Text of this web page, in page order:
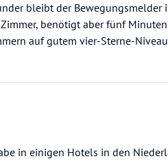
bleibt der Bewegungsmelder
benötigt aber fünf
auf gutem vier-Sterne-
in einigen Hotels in den